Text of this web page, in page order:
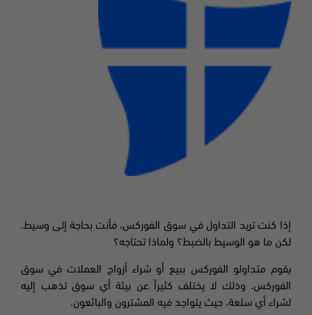
إذا كنت تريد التداول في سوق الفوركس، فأنت بحاجة إلى وسيط.
لكن ما هو الوسيط بالضبط؟ ولماذا تحتاجه؟
يقوم متداولو الفوركس ببيع أو شراء أزواج العملات في سوق
الفوركس. وذلك لا يختلف كثيراً عن بيئة أي سوق تذهب إليه
لشراء أي سلعة، حيث يتواجد فيه المشترون والبائعون.